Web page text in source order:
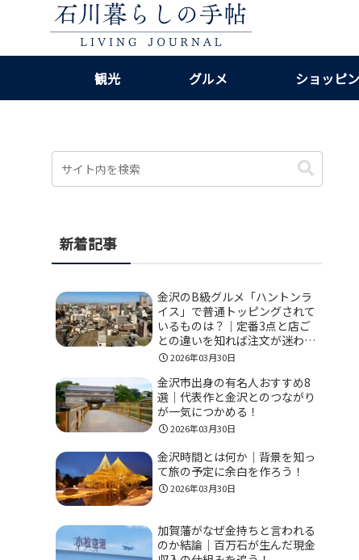
観光 グルメ ショッピ
新着記事
金沢のB級グルメ「ハントンラ
イス」で普通トッピングされて
いるものは？｜定番3点と店ご
との違いを知れば注文が迷わな
い！2026年03月30日
金沢市出身の有名人おすすめ8
選｜代表作と金沢とのつながり
が一気につかめる！
2026年03月30日
金沢時間とは何か｜背景を知っ
て旅の予定に余白を作ろう！
2026年03月30日
加賀藩がなぜ金持ちと言われる
のか結論｜百万石が生んだ現金